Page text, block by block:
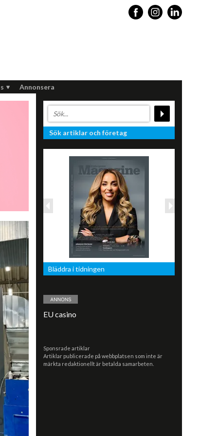
Annonsera
Sök artiklar och företag
Bläddra i tidningen
EU casino
Sponsrade artiklar
Artiklar publicerade på webbplatsen som inte är
märkta redaktionellt är betalda samarbeten.